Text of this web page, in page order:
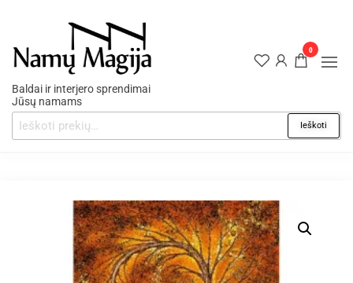
Baldai ir interjero sprendimai
Jūsų namams
Ieškoti
0